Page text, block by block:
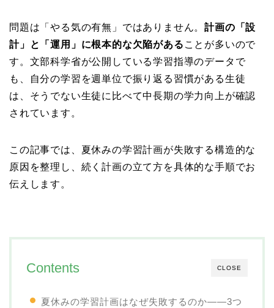
問題は「やる気の有無」ではありません。計画の「設
計」と「運用」に根本的な欠陥がある ことが多いので
す。文部科学省が公開している学習指導のデータで
も、自分の学習を週単位で振り返る習慣がある生徒
は、そうでない生徒に比べて中長期の学力向上が確認
されています。
この記事では、夏休みの学習計画が失敗する構造的な
原因を整理し、続く計画の立て方を具体的な手順でお
伝えします。
CLOSE
Contents
夏休みの学習計画はなぜ失敗するのか——3つ